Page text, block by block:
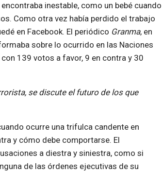
inestable, como un bebé cuando
Como otra vez había perdido el trabajo
en Facebook. El periódico Granma, en
sobre lo ocurrido en las Naciones
con 139 votos a favor, 9 en contra y 30
se discute el futuro de los que
ocurre una trifulca candente en
y cómo debe comportarse. El
a diestra y siniestra, como si
de las órdenes ejecutivas de su